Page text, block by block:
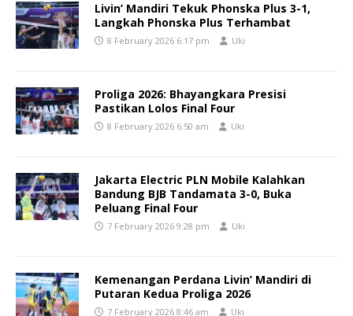
Livin’ Mandiri Tekuk Phonska Plus 3-1,
Langkah Phonska Plus Terhambat
8 February 2026 6:17 pm Uki
Proliga 2026: Bhayangkara Presisi
Pastikan Lolos Final Four
8 February 2026 6:50 am Uki
Jakarta Electric PLN Mobile Kalahkan
Bandung BJB Tandamata 3-0, Buka
Peluang Final Four
7 February 2026 9:28 pm Uki
Kemenangan Perdana Livin’ Mandiri di
Putaran Kedua Proliga 2026
7 February 2026 8:46 am Uki